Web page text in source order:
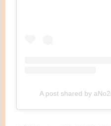
A post shared by